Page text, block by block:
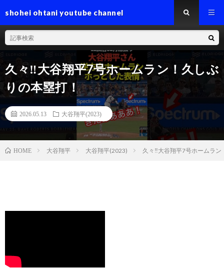
shohei ohtani youtube channel
久々‼️大谷翔平7号ホームラン！久しぶ
りの本塁打！
2026.05.13 大谷翔平(2023)
HOME 大谷翔平 大谷翔平(2023) 久々‼️大谷翔平7号ホームラ